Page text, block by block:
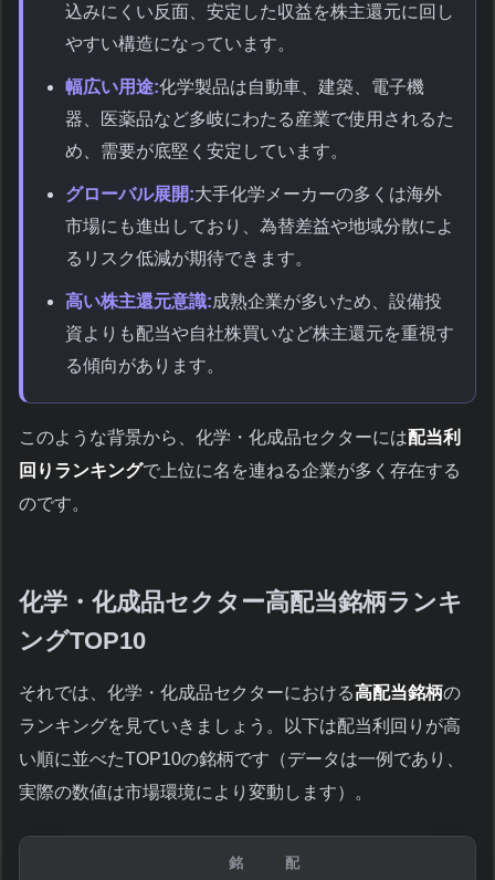
込みにくい反面、安定した収益を株主還元に回し
やすい構造になっています。
幅広い用途:化学製品は自動車、建築、電子機
器、医薬品など多岐にわたる産業で使用されるた
め、需要が底堅く安定しています。
グローバル展開:大手化学メーカーの多くは海外
市場にも進出しており、為替差益や地域分散によ
るリスク低減が期待できます。
高い株主還元意識:成熟企業が多いため、設備投
資よりも配当や自社株買いなど株主還元を重視す
る傾向があります。
このような背景から、化学・化成品セクターには配当利
回りランキングで上位に名を連ねる企業が多く存在する
のです。
化学・化成品セクター高配当銘柄ランキ
ングTOP10
それでは、化学・化成品セクターにおける高配当銘柄の
ランキングを見ていきましょう。以下は配当利回りが高
い順に並べたTOP10の銘柄です（データは一例であり、
実際の数値は市場環境により変動します）。
銘
配